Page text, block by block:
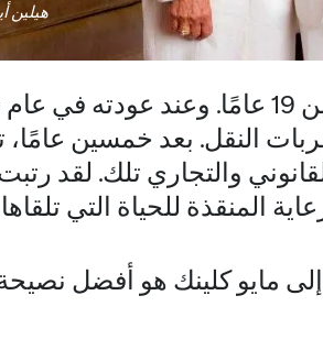
هيلين
النقل. بعد خمسين
والتجاري تلك. لقد
المنقذة للحياة التي
مايو كلينك هو أفضل